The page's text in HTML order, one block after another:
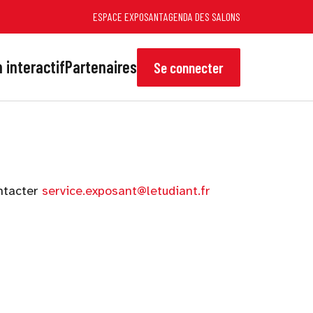
ESPACE EXPOSANTAGENDA DES SALONS
interactifPartenaires Se connecter
service.exposant@letudiant.fr